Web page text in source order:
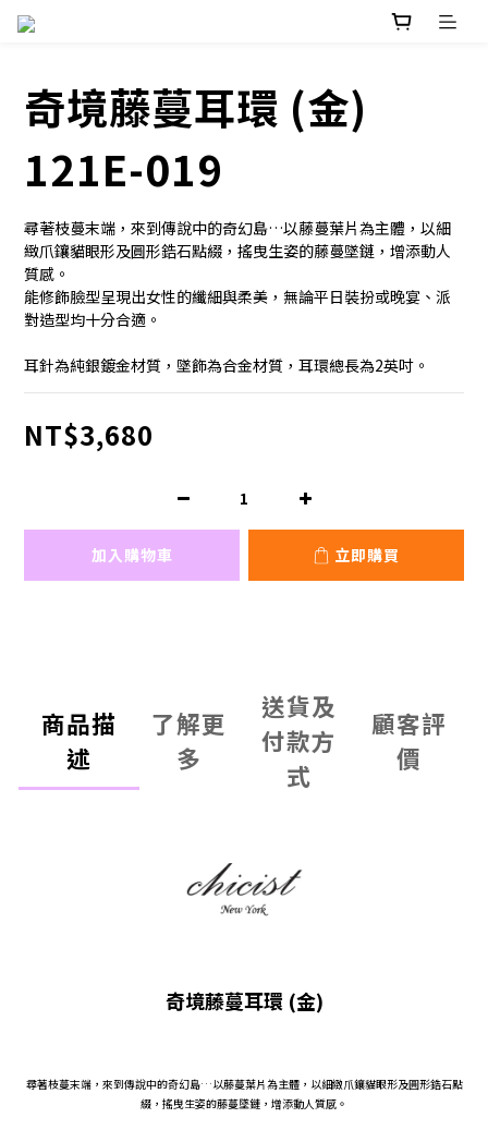
奇境藤蔓耳環 (金)
121E-019
尋著枝蔓末端，來到傳說中的奇幻島…以藤蔓葉片為主體，以細
緻爪鑲貓眼形及圓形鋯石點綴，搖曳生姿的藤蔓墜鏈，增添動人
質感。
能修飾臉型呈現出女性的纖細與柔美，無論平日裝扮或晚宴、派
對造型均十分合適。
耳針為純銀鍍金材質，墜飾為合金材質，耳環總長為2英吋。
NT$3,680
加入購物車 立即購買
商品描
述
了解更
多
送貨及
付款方
式
顧客評
價
奇境藤蔓耳環 (金)
尋著枝蔓末端，來到傳說中的奇幻島…以藤蔓葉片為主體，以細緻爪鑲貓眼形及圓形鋯石點
綴，搖曳生姿的藤蔓墜鏈，增添動人質感。